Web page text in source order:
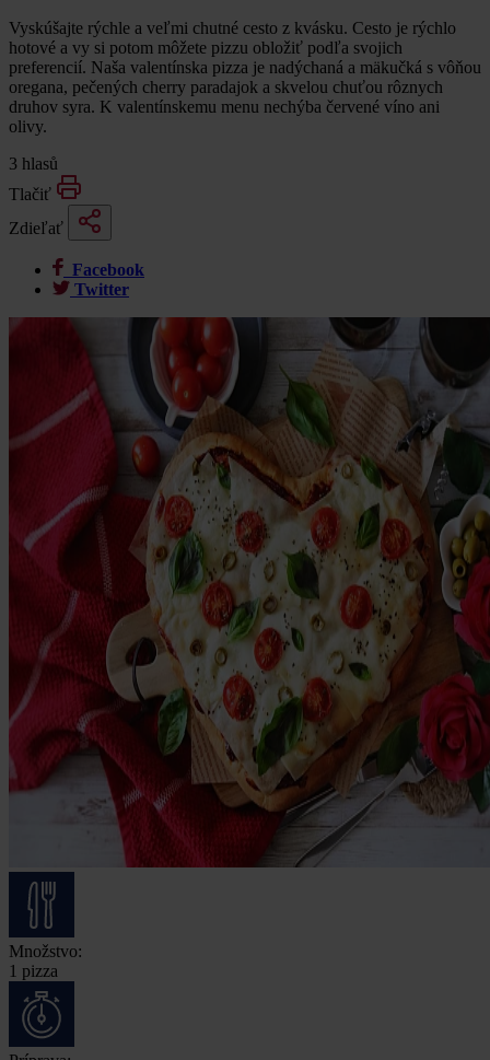
Vyskúšajte rýchle a veľmi chutné cesto z kvásku. Cesto je rýchlo
hotové a vy si potom môžete pizzu obložiť podľa svojich
preferencií. Naša valentínska pizza je nadýchaná a mäkučká s vôňou
oregana, pečených cherry paradajok a skvelou chuťou rôznych
druhov syra. K valentínskemu menu nechýba červené víno ani
olivy.
3 hlasů
Tlačiť
Zdieľať
Facebook
Twitter
Množstvo:
1 pizza